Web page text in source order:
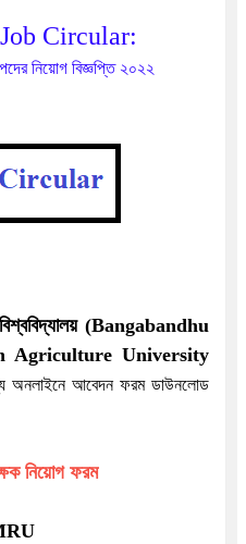
Circular:
পদের নিয়োগ বিজ্ঞপ্তি ২০২২
(Bangabandhu
Agriculture University
অনলাইনে আবেদন ফরম ডাউনলোড
নিয়োগ ফরম